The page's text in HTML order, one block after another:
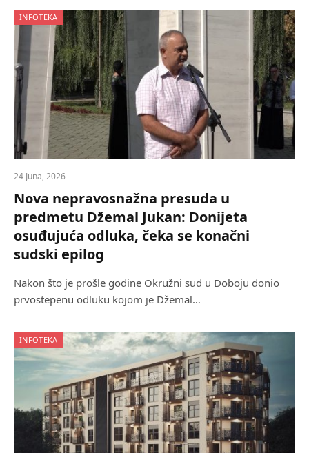
INFOTEKA
24 Juna, 2026
Nova nepravosnažna presuda u
predmetu Džemal Jukan: Donijeta
osuđujuća odluka, čeka se konačni
sudski epilog
Nakon što je prošle godine Okružni sud u Doboju donio
prvostepenu odluku kojom je Džemal…
INFOTEKA